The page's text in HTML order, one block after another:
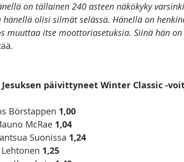
on tällainen 240 asteen näkökyky
hänellä olisi silmät selässä. Hänellä on
muuttaa itse moottoriasetuksia. Siinä hän
Jesuksen päivittyneet Winter Classic -
Börstappen 1,00
McRae 1,04
Suonissa 1,24
Lehtonen 1,25